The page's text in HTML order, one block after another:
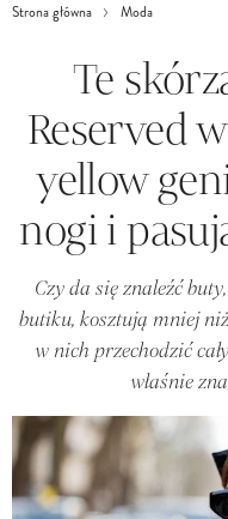
Strona główna Moda
Te
Reserved
yellow
nogi i
Czy da się znaleźć
butiku, kosztują mniej
w nich przechodzić
właśnie